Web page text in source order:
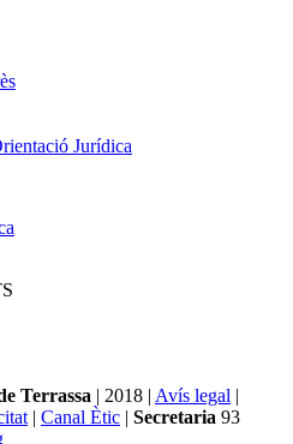
Jurídica
Terrassa | 2018 | Avís legal |
| Canal Ètic | Secretaria 93